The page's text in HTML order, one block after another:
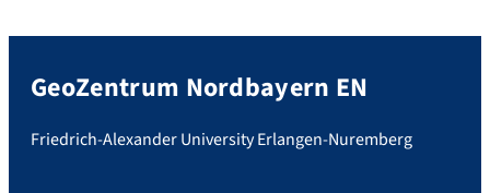
GeoZentrum Nordbayern EN
Friedrich-Alexander University Erlangen-Nuremberg